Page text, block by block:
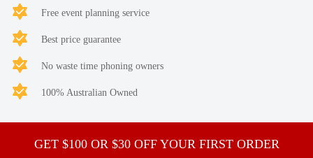
Free event planning service
Best price guarantee
No waste time phoning owners
100% Australian Owned
GET $100 OR $30 OFF YOUR FIRST ORDER